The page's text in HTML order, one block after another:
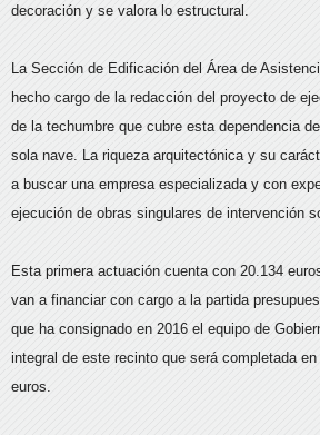
decoración y se valora lo estructural.
La Sección de Edificación del Área de
hecho cargo de la redacción del proyecto de
de la techumbre que cubre esta dependencia
sola nave. La riqueza arquitectónica y su
a buscar una empresa especializada y con
ejecución de obras singulares de intervención
Esta primera actuación cuenta con 20.134
van a financiar con cargo a la partida
que ha consignado en 2016 el equipo de
integral de este recinto que será completada
euros.